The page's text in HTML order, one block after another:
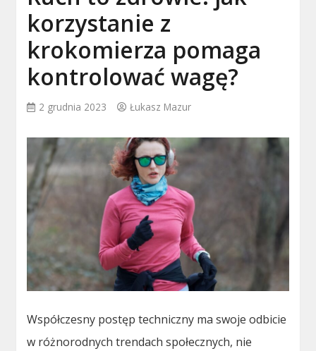
korzystanie z
krokomierza pomaga
kontrolować wagę?
2 grudnia 2023 Łukasz Mazur
Współczesny postęp techniczny ma swoje odbicie
w różnorodnych trendach społecznych, nie